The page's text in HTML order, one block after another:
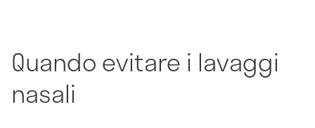
Quando evitare i lavaggi
nasali